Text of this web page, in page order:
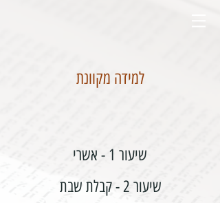
למידה מקוונת
שיעור 1 - אשרי
שיעור 2 - קבלת שבת